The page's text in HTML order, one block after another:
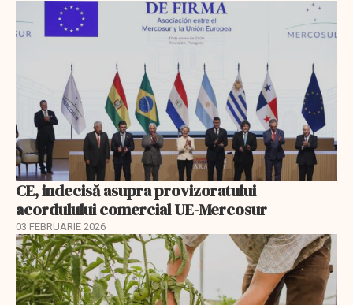
CE, indecisă asupra provizoratului
acordulului comercial UE-Mercosur
03 FEBRUARIE 2026